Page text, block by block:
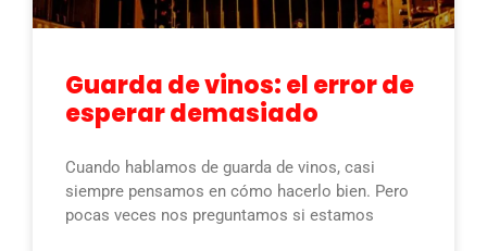
Guarda de vinos: el error de
esperar demasiado
Cuando hablamos de guarda de vinos, casi
siempre pensamos en cómo hacerlo bien. Pero
pocas veces nos preguntamos si estamos